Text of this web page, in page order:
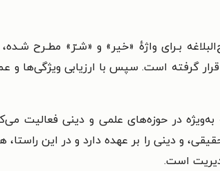
بـرای واژهٔ «خیر» و «شـرّ» مطـرح شـده،
گرفته است. سپس با ارزیابی ویژگی‌ها و
در حوزه‌های علمی و دینی فعالیت
و دینی را بر عهده دارد و در این
است.